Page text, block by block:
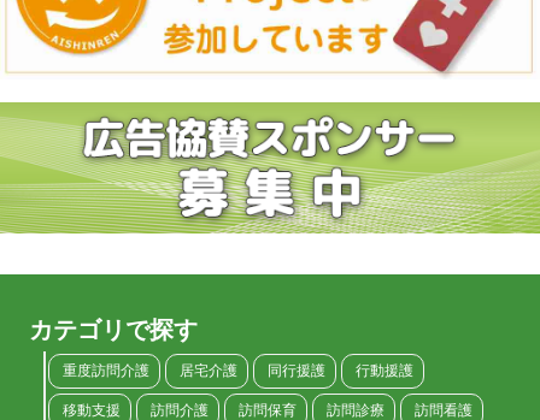
カテゴリで探す
重度訪問介護 居宅介護 同行援護 行動援護
移動支援 訪問介護 訪問保育 訪問診療 訪問看護